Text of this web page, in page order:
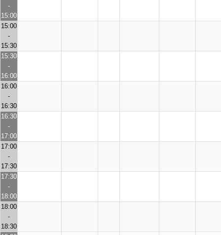
-
15:00
15:00
-
15:30
15:30
-
16:00
16:00
-
16:30
16:30
-
17:00
17:00
-
17:30
17:30
-
18:00
18:00
-
18:30